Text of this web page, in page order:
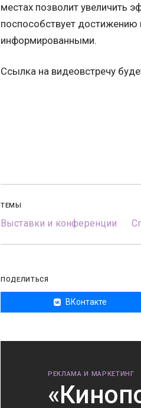
местах позволит увеличить
поспособствует
информированными.
Ссылка на видеовстречу
ТЕМЫ
Выставки и конференции
ПОДЕЛИТЬСЯ
ВКонтакте
РЕКЛАМА И МАРКЕТИНГ